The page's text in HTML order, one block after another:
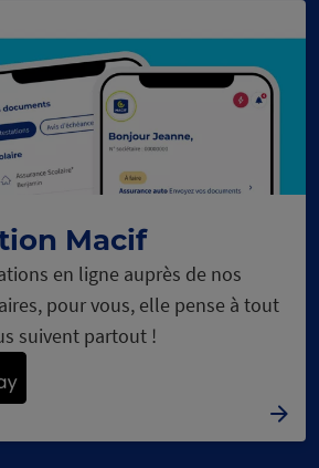
Macif
en ligne auprès de nos
pour vous, elle pense à tout
suivent partout !